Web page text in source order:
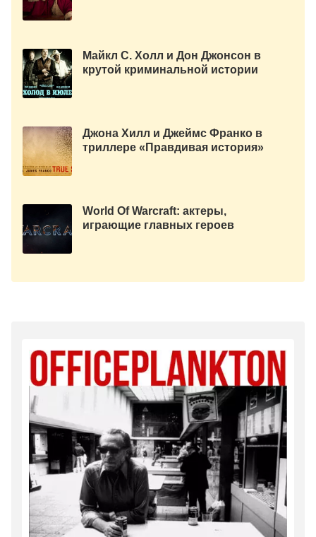
Майкл С. Холл и Дон Джонсон в
крутой криминальной истории
Джона Хилл и Джеймс Франко в
триллере «Правдивая история»
World Of Warcraft: актеры,
играющие главных героев